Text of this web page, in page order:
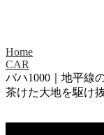
Home
CAR
バハ1000｜地平線
茶けた大地を駆け